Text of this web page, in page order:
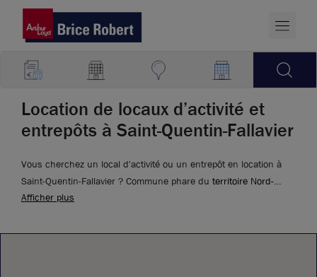
Location de locaux d’activité et
entrepôts à Saint-Quentin-Fallavier
Vous cherchez un local d'activité ou un entrepôt en location à
Saint-Quentin-Fallavier ? Commune phare du territoire Nord-
Isère, cette commune de 6000 habitants s'est imposée comme
Son territoire abrite la plus grande partie du Parc de Chesnes,
Afficher plus